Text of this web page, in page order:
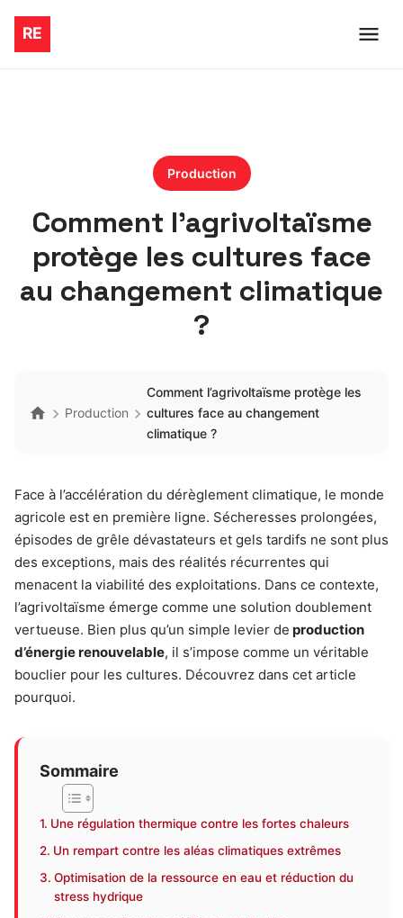
Production
Comment l’agrivoltaïsme
protège les cultures face
au changement climatique
?
Production
Comment l’agrivoltaïsme protège les
cultures face au changement
climatique ?
Face à l’accélération du dérèglement climatique, le monde
agricole est en première ligne. Sécheresses prolongées,
épisodes de grêle dévastateurs et gels tardifs ne sont plus
des exceptions, mais des réalités récurrentes qui
menacent la viabilité des exploitations. Dans ce contexte,
l’agrivoltaïsme émerge comme une solution doublement
vertueuse. Bien plus qu’un simple levier de production
d’énergie renouvelable, il s’impose comme un véritable
bouclier pour les cultures. Découvrez dans cet article
pourquoi.
Sommaire
Une régulation thermique contre les fortes chaleurs
Un rempart contre les aléas climatiques extrêmes
Optimisation de la ressource en eau et réduction du
stress hydrique